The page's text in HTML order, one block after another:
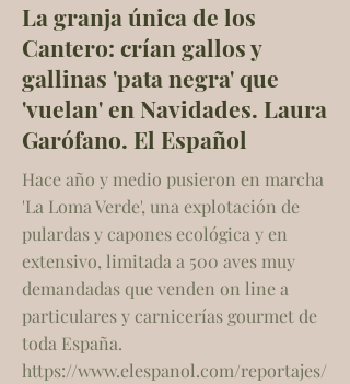
La granja única de los
Cantero: crían gallos y
gallinas 'pata negra' que
'vuelan' en Navidades. Laura
Garófano. El Español
Hace año y medio pusieron en marcha
'La Loma Verde', una explotación de
pulardas y capones ecológica y en
extensivo, limitada a 500 aves muy
demandadas que venden on line a
particulares y carnicerías gourmet de
toda España.
https://www.elespanol.com/reportajes/